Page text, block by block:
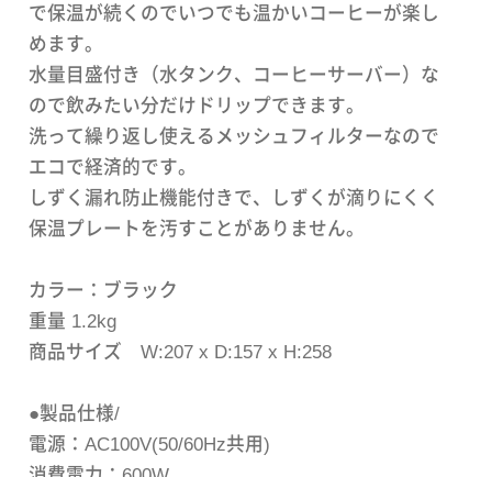
で保温が続くのでいつでも温かいコーヒーが楽し
めます。
水量目盛付き（水タンク、コーヒーサーバー）な
ので飲みたい分だけドリップできます。
洗って繰り返し使えるメッシュフィルターなので
エコで経済的です。
しずく漏れ防止機能付きで、しずくが滴りにくく
保温プレートを汚すことがありません。
カラー：ブラック
重量 1.2kg
商品サイズ W:207 x D:157 x H:258
●製品仕様/
電源：AC100V(50/60Hz共用)